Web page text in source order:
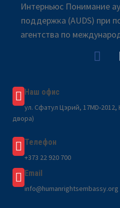
Интерньюс Понимание
поддержка (AUDS) при
агентства по
Наш офис
ул. Сфатул Цэрий, 17MD-
двора)
Телефон
+373 22 920 700
Email
info@humanrightsembassy.org